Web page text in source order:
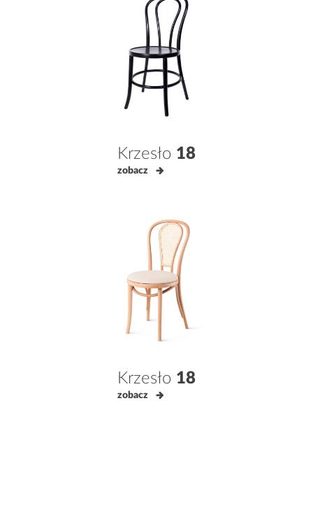
Krzesło 18
zobacz
Krzesło 18
zobacz